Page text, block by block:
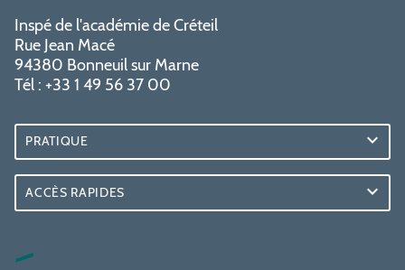
Inspé de l'académie de Créteil
Rue Jean Macé
94380 Bonneuil sur Marne
Tél : +33 1 49 56 37 00
PRATIQUE
ACCÈS RAPIDES